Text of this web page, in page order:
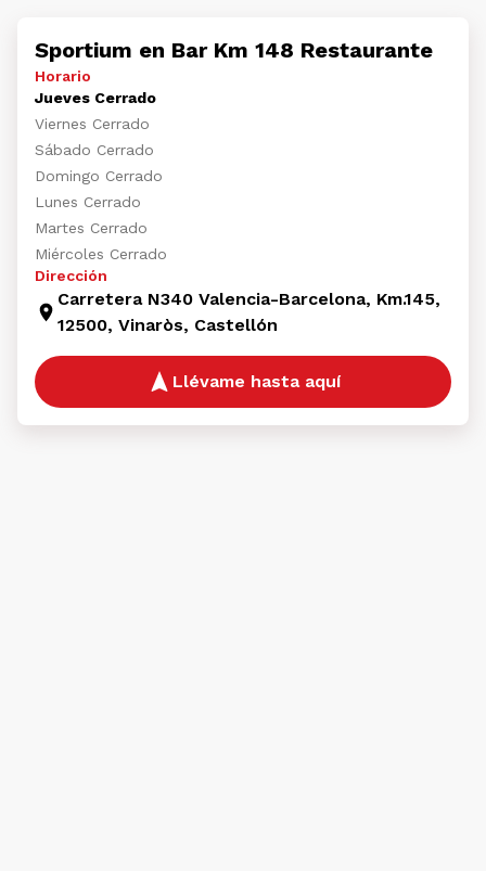
Sportium en Bar Km 148 Restaurante
Horario
Jueves Cerrado
Viernes Cerrado
Sábado Cerrado
Domingo Cerrado
Lunes Cerrado
Martes Cerrado
Miércoles Cerrado
Dirección
Carretera N340 Valencia-Barcelona, Km.145,
12500, Vinaròs, Castellón
Llévame hasta aquí